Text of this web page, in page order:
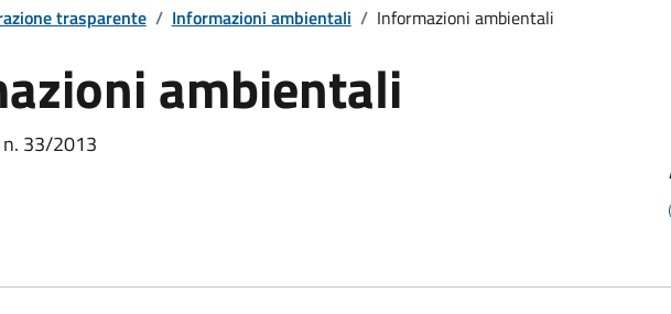
trasparente / Informazioni ambientali / Informazioni ambientali
ambientali
n. 33/2013